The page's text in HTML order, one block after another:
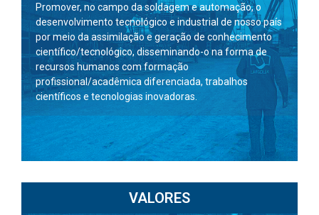
Promover, no campo da soldagem e automação, o
desenvolvimento tecnológico e industrial de nosso país
por meio da assimilação e geração de conhecimento
científico/tecnológico, disseminando-o na forma de
recursos humanos com formação
profissional/acadêmica diferenciada, trabalhos
científicos e tecnologias inovadoras.
VALORES